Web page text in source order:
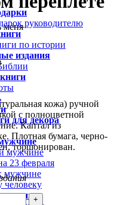
меняруководителю
по истории
издания
для декора
мужчине
23 февраля
мужчине
человеку
кожа) ручной
с полноцветной
Каптал из
Плотная бумага, черно-
торшонирован.